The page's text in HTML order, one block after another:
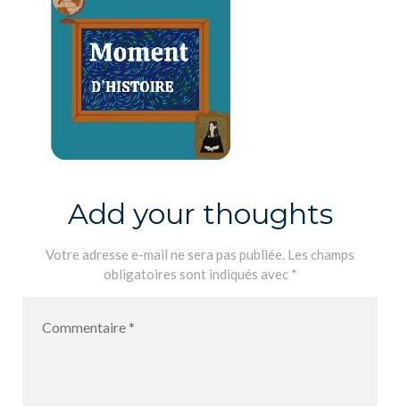
Add your thoughts
Votre adresse e-mail ne sera pas publiée. Les champs
obligatoires sont indiqués avec *